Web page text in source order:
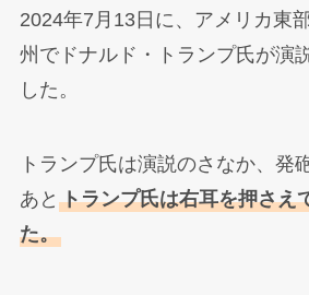
2024年7月13日に、アメリカ東
州でドナルド・トランプ氏が演
した。
トランプ氏は演説のさなか、発
あと トランプ氏は右耳を押さえ
た。